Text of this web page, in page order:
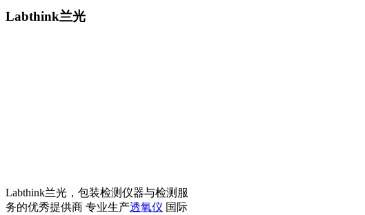
Labthink兰光
Labthink兰光，包装检测仪器与检测服
务的优秀提供商 专业生产透氧仪 国际